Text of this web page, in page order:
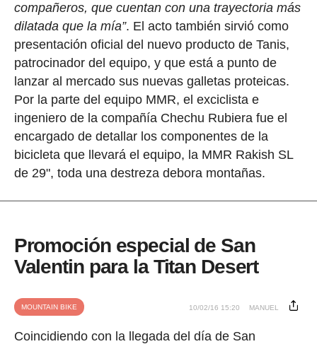
compañeros, que cuentan con una trayectoria más
dilatada que la mía”. El acto también sirvió como
presentación oficial del nuevo producto de Tanis,
patrocinador del equipo, y que está a punto de
lanzar al mercado sus nuevas galletas proteicas.
Por la parte del equipo MMR, el exciclista e
ingeniero de la compañía Chechu Rubiera fue el
encargado de detallar los componentes de la
bicicleta que llevará el equipo, la MMR Rakish SL
de 29", toda una destreza debora montañas.
Promoción especial de San
Valentin para la Titan Desert
MOUNTAIN BIKE 10/02/16 15:20 MANUEL
Coincidiendo con la llegada del día de San